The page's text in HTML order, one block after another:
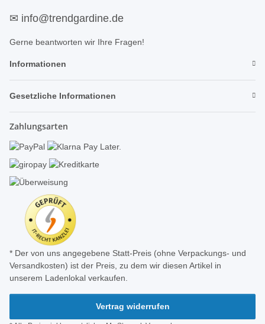
✉ info@trendgardine.de
Gerne beantworten wir Ihre Fragen!
Informationen
Gesetzliche Informationen
Zahlungsarten
* Der von uns angegebene Statt-Preis (ohne Verpackungs- und
Versandkosten) ist der Preis, zu dem wir diesen Artikel in
unserem Ladenlokal verkaufen.
Vertrag widerrufen